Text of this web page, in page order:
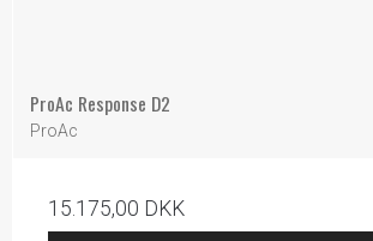
ProAc Response D2
ProAc
15.175,00 DKK